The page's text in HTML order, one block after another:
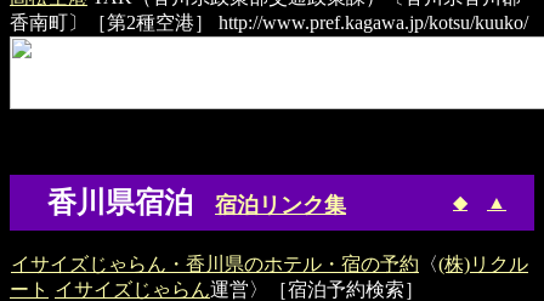
香南町〕［第2種空港］
http://www.pref.kagawa.jp/kotsu/kuuko/
香川県宿泊 宿泊リンク集 ◆ ▲
イサイズじゃらん・香川県のホテル・宿の予約 〈(株)リクル
ート イサイズじゃらん運営〉［宿泊予約検索］